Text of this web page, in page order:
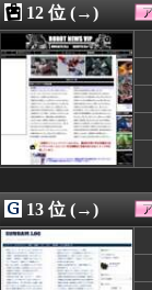
08/06 14:05
08/06 14:05
08/06 14:00
08/06 13:58
08/06 13:55
08/06 13:04
08/06 12:59
08/06 12:44
08/06 12:34
08/06 12:12
08/06 12:09
08/06 12:07
08/06 12:05
08/06 12:05
12 位 (→)
13 位 (→)